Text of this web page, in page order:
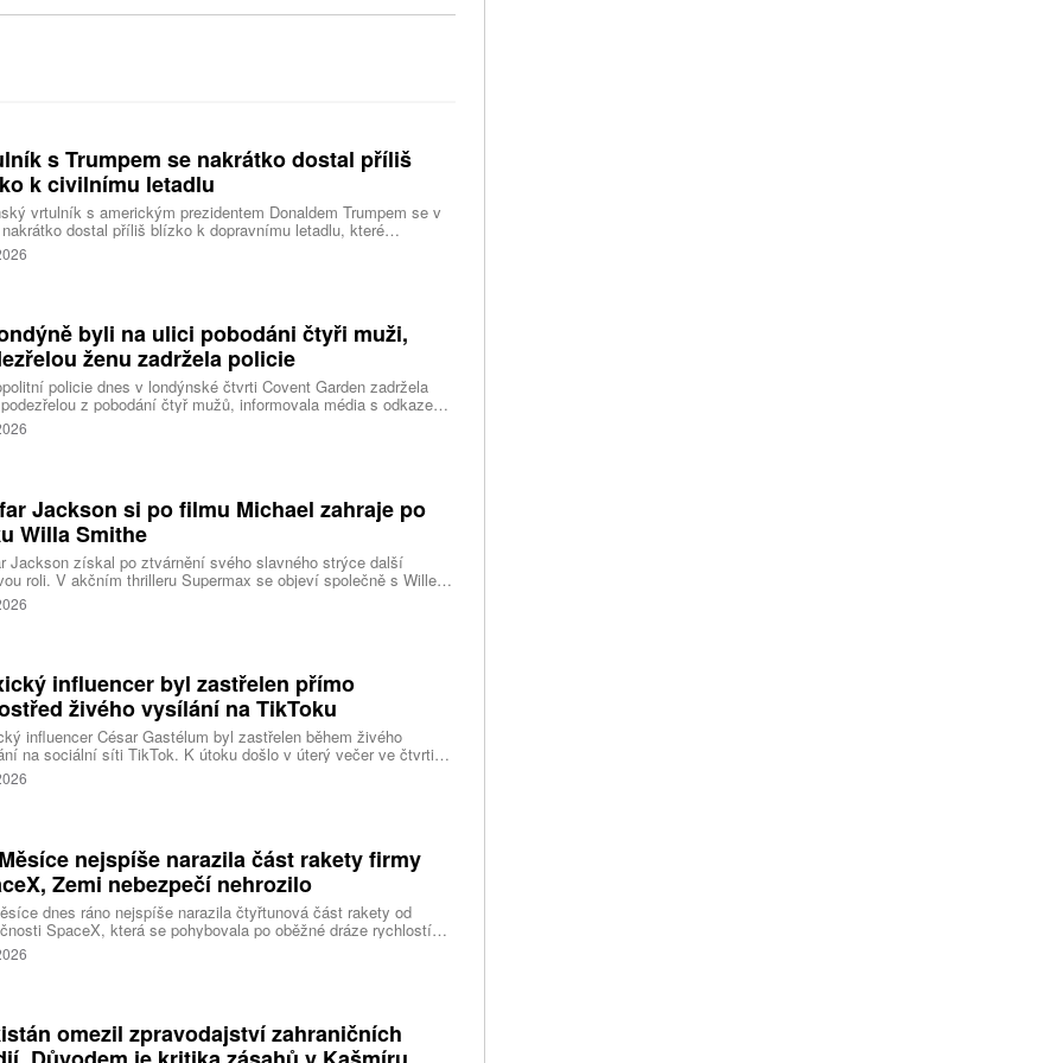
s Trumpem se nakrátko dostal příliš
k civilnímu letadlu
vrtulník s americkým prezidentem Donaldem Trumpem se v
dostal příliš blízko k dopravnímu letadlu, které
z washingtonského letiště Ronalda Reagana, uvedl dnes
Federální úřad pro letectví (FAA). Podle Bílého domu Trump
vyšetřování.
byli na ulici pobodáni čtyři muži,
ženu zadržela policie
policie dnes v londýnské čtvrti Covent Garden zadržela
z pobodání čtyř mužů, informovala média s odkazem
úřady. Mluvčí londýnské záchranné služby uvedl, že čtyři
byli ošetřeni na místě a převezeni do nedalekého
Jackson si po filmu Michael zahraje po
Willa Smithe
Jackson získal po ztvárnění svého slavného strýce další
roli. V akčním thrilleru Supermax se objeví společně s Willem
a AnnaSophií Robb. Podrobnosti o jeho postavě zatím tvůrci
influencer byl zastřelen přímo
živého vysílání na TikToku
influencer César Gastélum byl zastřelen během živého
na sociální síti TikTok. K útoku došlo v úterý večer ve čtvrti
ve městě Culiacán na severu země.
nejspíše narazila část rakety firmy
Zemi nebezpečí nehrozilo
dnes ráno nejspíše narazila čtyřtunová část rakety od
SpaceX, která se pohybovala po oběžné dráze rychlostí
2,43 kilometru za sekundu. Napsal to web stanice BBC, podle
už na Měsíci asi 3000 objektů vyrobených člověkem. Potvrzení
omezil zpravodajství zahraničních